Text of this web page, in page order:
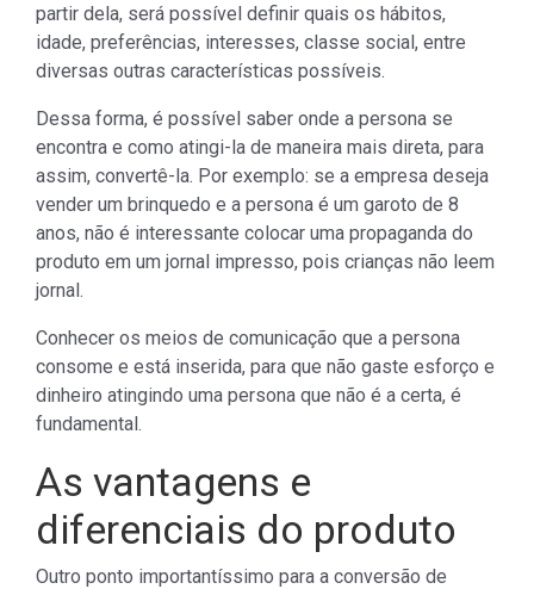
partir dela, será possível definir quais os hábitos,
idade, preferências, interesses, classe social, entre
diversas outras características possíveis.
Dessa forma, é possível saber onde a persona se
encontra e como atingi-la de maneira mais direta, para
assim, convertê-la. Por exemplo: se a empresa deseja
vender um brinquedo e a persona é um garoto de 8
anos, não é interessante colocar uma propaganda do
produto em um jornal impresso, pois crianças não leem
jornal.
Conhecer os meios de comunicação que a persona
consome e está inserida, para que não gaste esforço e
dinheiro atingindo uma persona que não é a certa, é
fundamental.
As vantagens e
diferenciais do produto
Outro ponto importantíssimo para a conversão de